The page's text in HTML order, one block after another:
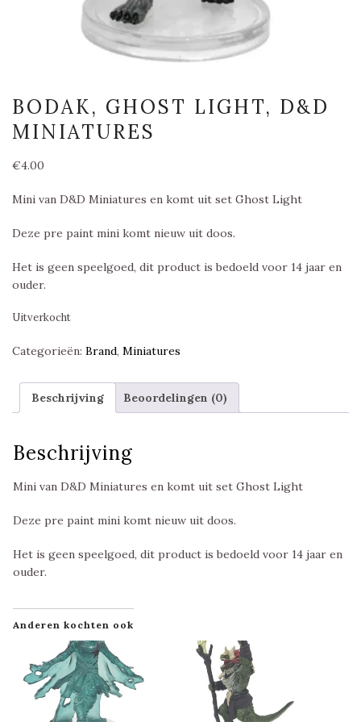
BODAK, GHOST LIGHT, D&D
MINIATURES
€4.00
Mini van D&D Miniatures en komt uit set Ghost Light
Deze pre paint mini komt nieuw uit doos.
Het is geen speelgoed, dit product is bedoeld voor 14 jaar en
ouder.
Uitverkocht
Categorieën: Brand, Miniatures
Beschrijving Beoordelingen (0)
Beschrijving
Mini van D&D Miniatures en komt uit set Ghost Light
Deze pre paint mini komt nieuw uit doos.
Het is geen speelgoed, dit product is bedoeld voor 14 jaar en
ouder.
Anderen kochten ook